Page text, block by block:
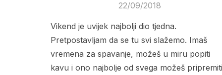
22/09/2018
Vikend je uvijek najbolji dio tjedna.
Pretpostavljam da se tu svi slažemo. Imaš
vremena za spavanje, možeš u miru popiti
kavu i ono najbolje od svega možeš pripremiti